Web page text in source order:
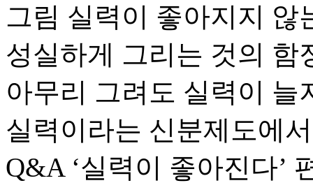
그림 실력이 좋아지지 않
성실하게 그리는 것의 함
아무리 그려도 실력이 늘
실력이라는 신분제도에
Q&A ‘실력이 좋아진다’